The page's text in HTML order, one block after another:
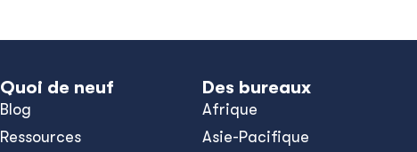
Quoi de neuf
Blog
Ressources
Des bureaux
Afrique
Asie-Pacifique